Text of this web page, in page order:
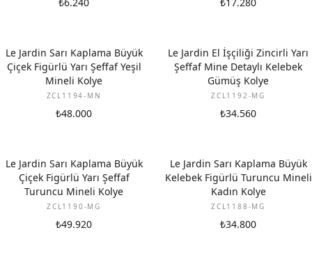
Le Jardin Sarı Kaplama Büyük
Çiçek Figürlü Yarı Şeffaf Yeşil
Mineli Kolye
ZCL1194-MN
₺48.000
Le Jardin El İşçiliği Zincirli Yarı
Şeffaf Mine Detaylı Kelebek
Gümüş Kolye
ZCL1192-MG
₺34.560
Le Jardin Sarı Kaplama Büyük
Çiçek Figürlü Yarı Şeffaf
Turuncu Mineli Kolye
ZCL1190-MG
₺49.920
Le Jardin Sarı Kaplama Büyük
Kelebek Figürlü Turuncu Mineli
Kadın Kolye
ZCL1188-MG
₺34.800